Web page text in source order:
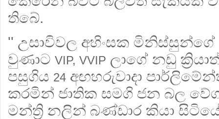
තිබේ.
'' උසාවිවල අහිංසක මිනිස්සුන්ගේ
වුණාට VIP, VVIP ලාගේ නඩු
පසුගිය 24 අඟහරුවාදා
කරමින් ජාතික සමගි ජන බල
මන්ත්‍රි නලින් බණ්ඩාර කියා